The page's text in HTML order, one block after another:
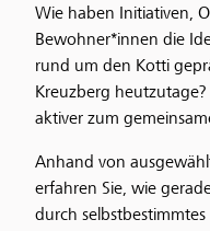
Wie haben Initiativen,
Bewohner*innen die
rund um den Kotti
Kreuzberg
aktiver zum
Anhand von
erfahren Sie, wie
durch